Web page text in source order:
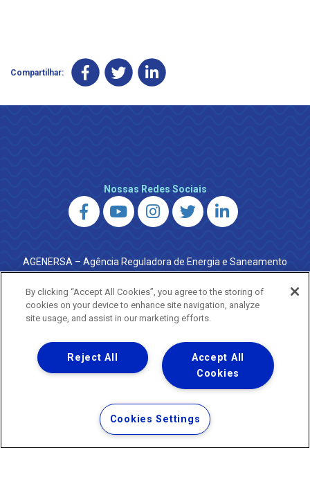
Compartilhar:
Nossas Redes Sociais
AGENERSA – Agência Reguladora de Energia e Saneamento
do Estado do Rio de Janeiro
0800 024 9040 · (21) 2332-6457 (WhatsApp) ·
ouvidoria@agenersa.rj.gov.br/ouvidoria.agenersa@gmail.com
·http://www.agenersa.rj.gov.br
Uma empresa
Copyright ® 2026 - Todos os Direitos Reservados.
Termos Gerais de Uso de Sites e Aplicativos
Política de Privacidade e Proteção de Dados
By clicking “Accept All Cookies”, you agree to the storing of
cookies on your device to enhance site navigation, analyze
site usage, and assist in our marketing efforts.
Accept All
Cookies
Reject All
Cookies Settings